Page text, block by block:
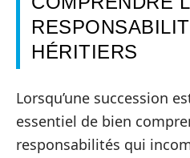
HÉRITIERS
Lorsqu’une succession
essentiel de bien
responsabilités qui